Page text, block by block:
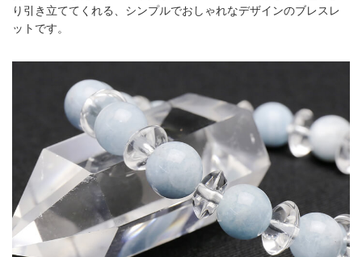
り引き立ててくれる、シンプルでおしゃれなデザインのブレスレ
ットです。